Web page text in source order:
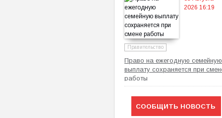
2026 16:19
Правительство
Право на ежегодную семейную
выплату сохраняется при
работы
СООБЩИТЬ НОВОСТЬ